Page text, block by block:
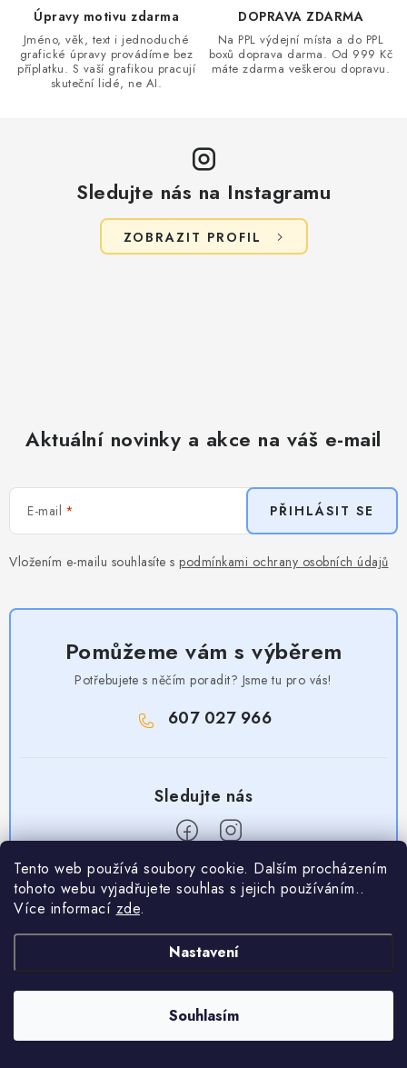
Tento web používá soubory cookie. Dalším procházením
tohoto webu vyjadřujete souhlas s jejich používáním..
Více informací zde.
Nastavení
Souhlasím
Úpravy motivu zdarma
Jméno, věk, text i jednoduché
grafické úpravy provádíme bez
příplatku. S vaší grafikou pracují
skuteční lidé, ne AI.
DOPRAVA ZDARMA
Na PPL výdejní místa a do PPL
boxů doprava darma. Od 999 Kč
máte zdarma veškerou dopravu.
Sledujte nás na Instagramu
ZOBRAZIT PROFIL
Aktuální novinky a akce na váš e-mail
E-mail
Vložením e-mailu souhlasíte s podmínkami ochrany osobních údajů
PŘIHLÁSIT SE
Pomůžeme vám s výběrem
Potřebujete s něčím poradit? Jsme tu pro vás!
607 027 966
Zásady zpracování ochrany osobních údajů
Nakupování
Doprava a platba